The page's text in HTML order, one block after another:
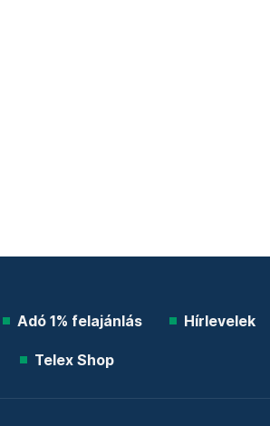
Adó 1% felajánlás Hírlevelek
Telex Shop